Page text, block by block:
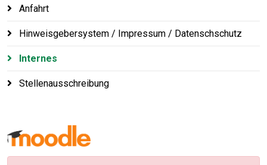
Anfahrt
Hinweisgebersystem / Impressum / Datenschschutz
Internes
Stellenausschreibung